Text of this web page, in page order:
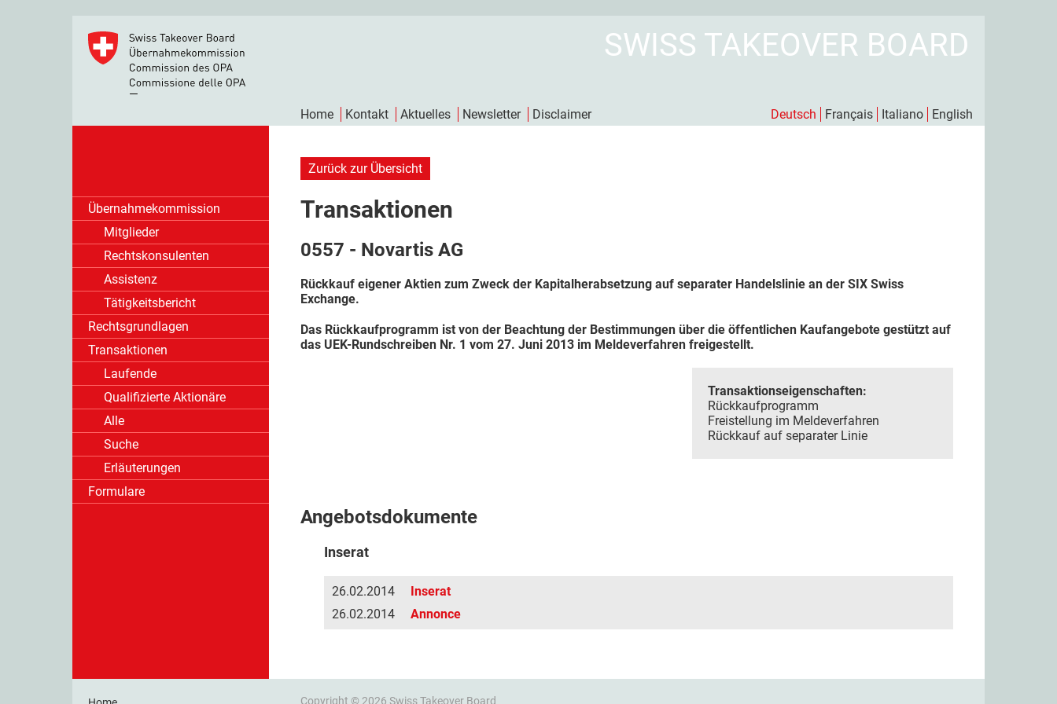
SWISS TAKEOVER BOARD
Home Kontakt Aktuelles Newsletter Disclaimer Deutsch Français Italiano English
Übernahmekommission
Mitglieder
Rechtskonsulenten
Assistenz
Tätigkeitsbericht
Rechtsgrundlagen
Transaktionen
Laufende
Qualifizierte Aktionäre
Alle
Suche
Erläuterungen
Formulare
Zurück zur Übersicht
Transaktionen
0557 - Novartis AG
Rückkauf eigener Aktien zum Zweck der Kapitalherabsetzung auf separater Handelslinie an der SIX Swiss
Exchange.
Das Rückkaufprogramm ist von der Beachtung der Bestimmungen über die öffentlichen Kaufangebote gestützt auf
das UEK-Rundschreiben Nr. 1 vom 27. Juni 2013 im Meldeverfahren freigestellt.
Transaktionseigenschaften:
Rückkaufprogramm
Freistellung im Meldeverfahren
Rückkauf auf separater Linie
Angebotsdokumente
Inserat
26.02.2014
Inserat
26.02.2014
Annonce
Copyright © 2026 Swiss Takeover Board